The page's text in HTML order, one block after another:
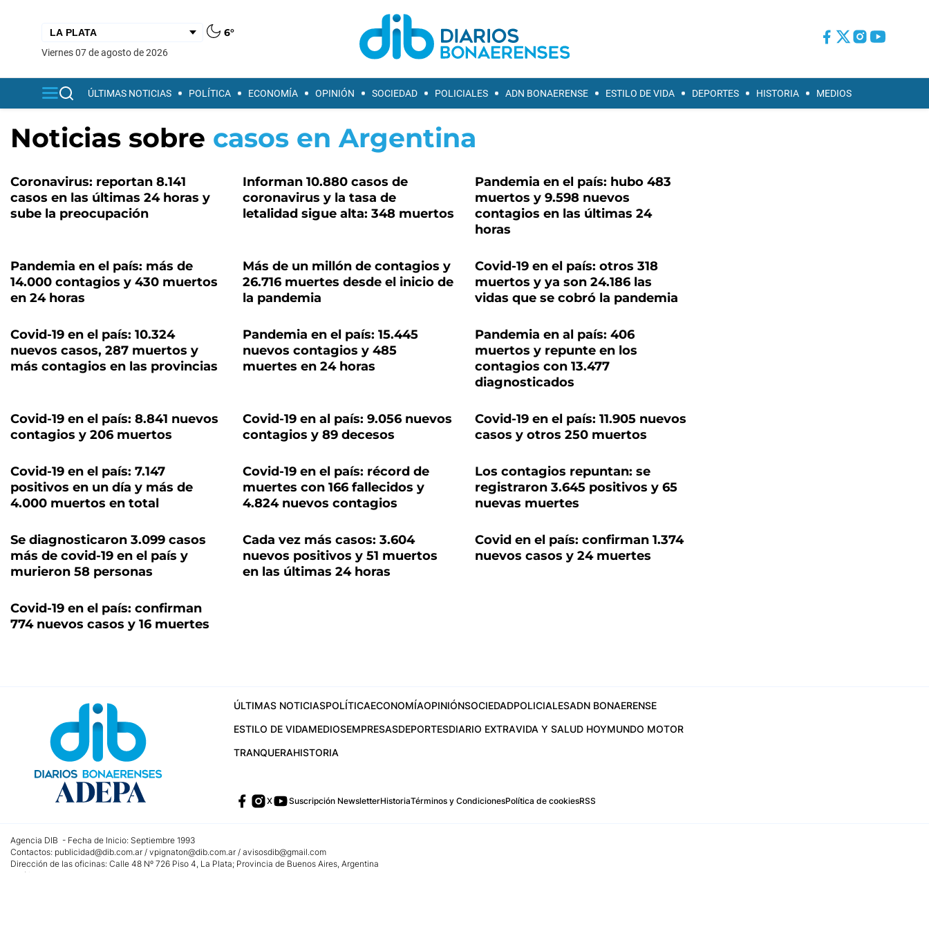
6°
viernes 07 de agosto de 2026
ÚLTIMAS NOTICIAS POLÍTICA ECONOMÍA OPINIÓN SOCIEDAD POLICIALES ADN BONAERENSE ESTILO DE VIDA DEPORTES HISTORIA MEDIOS
Noticias sobre casos en Argentina
Coronavirus: reportan 8.141
casos en las últimas 24 horas y
sube la preocupación
Informan 10.880 casos de
coronavirus y la tasa de
letalidad sigue alta: 348 muertos
Pandemia en el país: hubo 483
muertos y 9.598 nuevos
contagios en las últimas 24
horas
Pandemia en el país: más de
14.000 contagios y 430 muertos
en 24 horas
Más de un millón de contagios y
26.716 muertes desde el inicio de
la pandemia
Covid-19 en el país: otros 318
muertos y ya son 24.186 las
vidas que se cobró la pandemia
Covid-19 en el país: 10.324
nuevos casos, 287 muertos y
más contagios en las provincias
Pandemia en el país: 15.445
nuevos contagios y 485
muertes en 24 horas
Pandemia en al país: 406
muertos y repunte en los
contagios con 13.477
diagnosticados
Covid-19 en el país: 8.841 nuevos
contagios y 206 muertos
Covid-19 en al país: 9.056 nuevos
contagios y 89 decesos
Covid-19 en el país: 11.905 nuevos
casos y otros 250 muertos
Covid-19 en el país: 7.147
positivos en un día y más de
4.000 muertos en total
Covid-19 en el país: récord de
muertes con 166 fallecidos y
4.824 nuevos contagios
Los contagios repuntan: se
registraron 3.645 positivos y 65
nuevas muertes
Se diagnosticaron 3.099 casos
más de covid-19 en el país y
murieron 58 personas
Cada vez más casos: 3.604
nuevos positivos y 51 muertos
en las últimas 24 horas
Covid en el país: confirman 1.374
nuevos casos y 24 muertes
Covid-19 en el país: confirman
774 nuevos casos y 16 muertes
ÚLTIMAS NOTICIASPOLÍTICAECONOMÍAOPINIÓNSOCIEDADPOLICIALESADN BONAERENSE
ESTILO DE VIDAMEDIOSEMPRESASDEPORTESDIARIO EXTRAVIDA Y SALUD HOYMUNDO MOTOR
TRANQUERAHISTORIA
X Suscripción NewsletterHistoriaTérminos y CondicionesPolítica de cookiesRSS
Agencia DIB - Fecha de Inicio: Septiembre 1993
Contactos: publicidad@dib.com.ar / vpignaton@dib.com.ar / avisosdib@gmail.com
Dirección de las oficinas: Calle 48 Nº 726 Piso 4, La Plata; Provincia de Buenos Aires, Argentina
Teléfono: +5492215022421 - Whatsapp: +5492215031783